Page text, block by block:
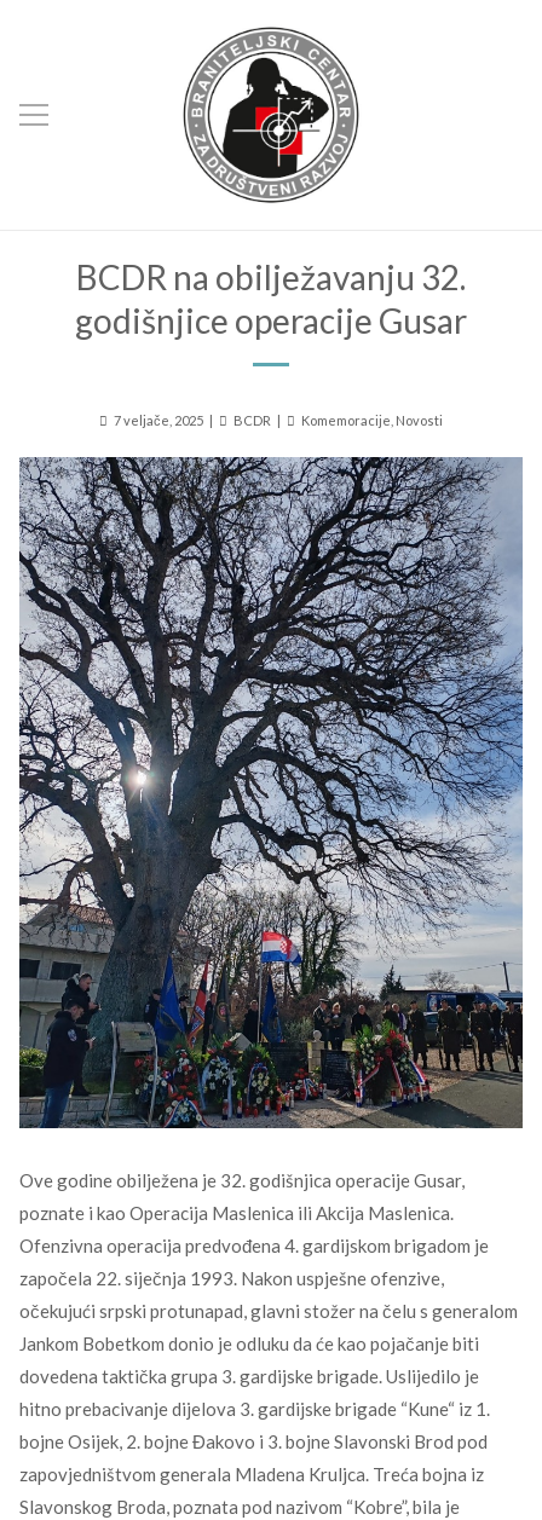
BCDR na obilježavanju 32.
godišnjice operacije Gusar
Posted
7 veljače, 2025 Author
BCDR Kategorije
Komemoracije Novosti
Ove godine obilježena je 32. godišnjica operacije Gusar,
poznate i kao Operacija Maslenica ili Akcija Maslenica.
Ofenzivna operacija predvođena 4. gardijskom brigadom je
započela 22. siječnja 1993. Nakon uspješne ofenzive,
očekujući srpski protunapad, glavni stožer na čelu s generalom
Jankom Bobetkom donio je odluku da će kao pojačanje biti
dovedena taktička grupa 3. gardijske brigade. Uslijedilo je
hitno prebacivanje dijelova 3. gardijske brigade “Kune“ iz 1.
bojne Osijek, 2. bojne Đakovo i 3. bojne Slavonski Brod pod
zapovjedništvom generala Mladena Kruljca. Treća bojna iz
Slavonskog Broda, poznata pod nazivom “Kobre”, bila je